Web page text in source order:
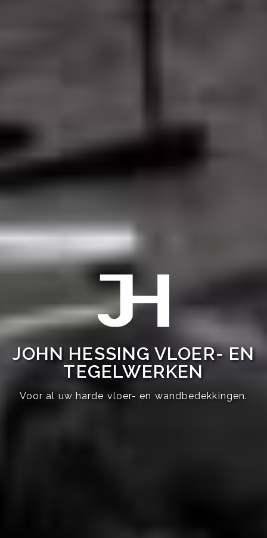
JOHN HESSING VLOER- EN
TEGELWERKEN
Voor al uw harde vloer- en wandbedekkingen.